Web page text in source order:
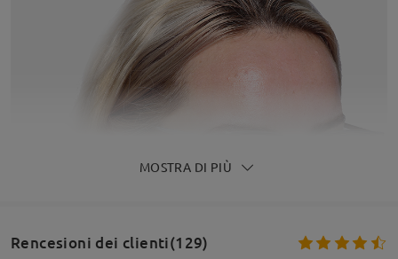
MOSTRA DI PIÙ
Rencesioni dei clienti(129)